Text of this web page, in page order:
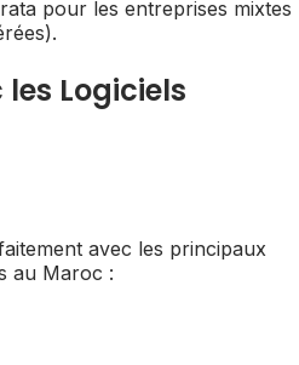
pour les entreprises mixtes
Logiciels
avec les principaux
au Maroc :